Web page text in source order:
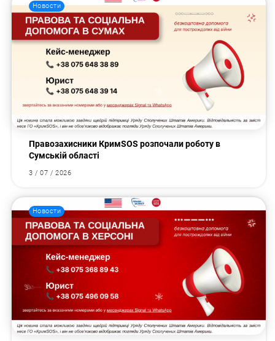
Новости
Правозахисники КримSOS розпочали роботу в
Сумській області
3 / 07 / 2026
Новости